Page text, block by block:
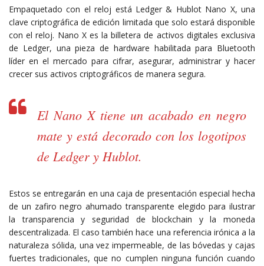
Empaquetado con el reloj está Ledger & Hublot Nano X, una
clave criptográfica de edición limitada que solo estará disponible
con el reloj. Nano X es la billetera de activos digitales exclusiva
de Ledger, una pieza de hardware habilitada para Bluetooth
líder en el mercado para cifrar, asegurar, administrar y hacer
crecer sus activos criptográficos de manera segura.
El Nano X tiene un acabado en negro
mate y está decorado con los logotipos
de Ledger y Hublot.
Estos se entregarán en una caja de presentación especial hecha
de un zafiro negro ahumado transparente elegido para ilustrar
la transparencia y seguridad de blockchain y la moneda
descentralizada. El caso también hace una referencia irónica a la
naturaleza sólida, una vez impermeable, de las bóvedas y cajas
fuertes tradicionales, que no cumplen ninguna función cuando